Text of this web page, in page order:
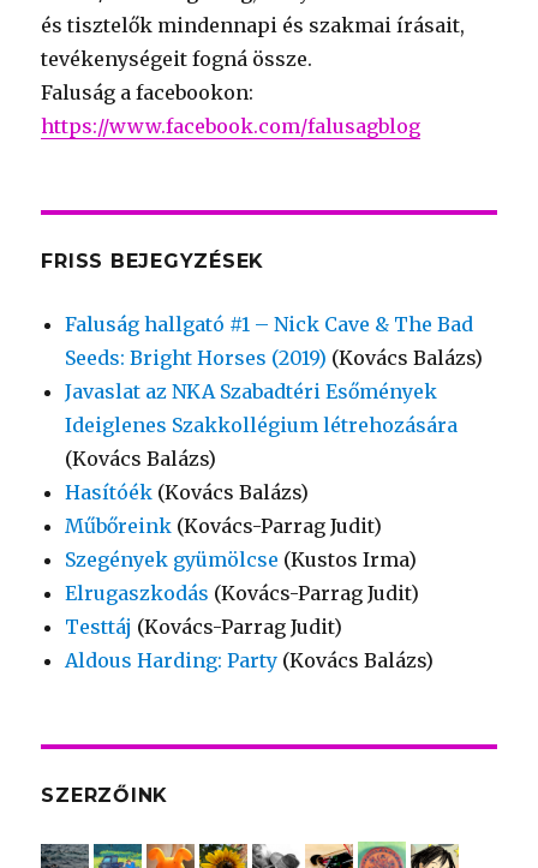
és tisztelők mindennapi és szakmai írásait,
tevékenységeit fogná össze.
Faluság a facebookon:
https://www.facebook.com/falusagblog
FRISS BEJEGYZÉSEK
Faluság hallgató #1 – Nick Cave & The Bad
Seeds: Bright Horses (2019) (Kovács Balázs)
Javaslat az NKA Szabadtéri Esőmények
Ideiglenes Szakkollégium létrehozására
(Kovács Balázs)
Hasítóék (Kovács Balázs)
Műbőreink (Kovács-Parrag Judit)
Szegények gyümölcse (Kustos Irma)
Elrugaszkodás (Kovács-Parrag Judit)
Testtáj (Kovács-Parrag Judit)
Aldous Harding: Party (Kovács Balázs)
SZERZŐINK